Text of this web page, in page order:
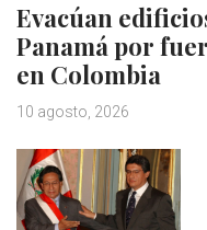
Evacúan
Panamá por
en Colombia
10 agosto, 2026